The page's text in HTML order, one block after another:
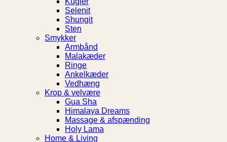
Selenit
Shungit
Sten
Smykker
Armbånd
Malakæder
Ringe
Ankelkæder
Vedhæng
Krop & velvære
Gua Sha
Himalaya Dreams
Massage & afspænding
Holy Lama
Home & Living